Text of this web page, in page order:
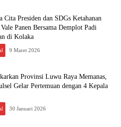
Cita Presiden dan SDGs Ketahanan
Panen Bersama Demplot Padi
di Kolaka
9 Maret 2026
Provinsi Luwu Raya Memanas,
Gelar Pertemuan dengan 4 Kepala
30 Januari 2026